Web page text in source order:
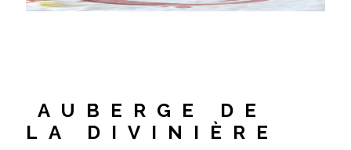
AUBERGE DE
LA DIVINIÈRE